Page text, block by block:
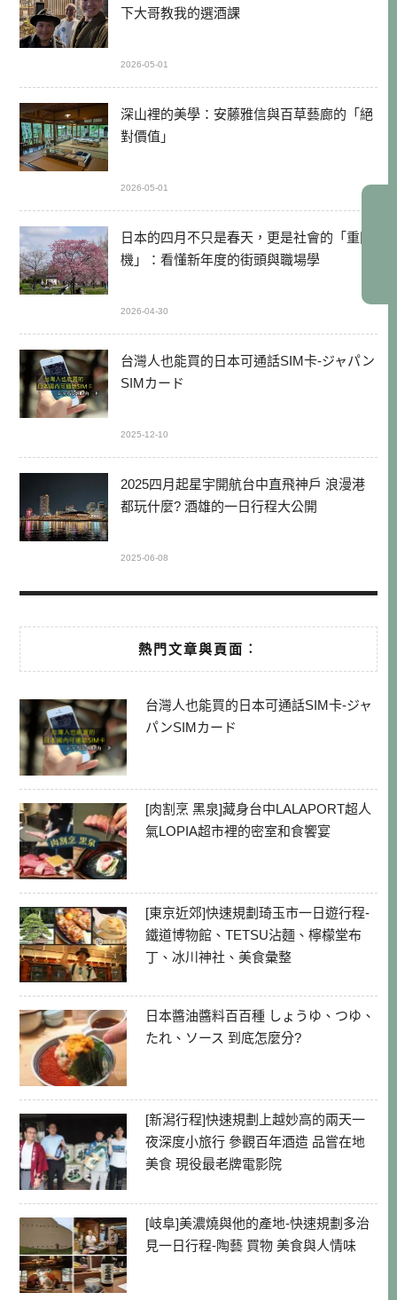
下大哥教我的選酒課
2026-05-01
深山裡的美學：安藤雅信與百草藝廊的「絕
對價值」
2026-05-01
日本的四月不只是春天，更是社會的「重開
機」：看懂新年度的街頭與職場學
2026-04-30
台灣人也能買的日本可通話SIM卡-ジャパン
SIMカード
2025-12-10
2025四月起星宇開航台中直飛神戶 浪漫港
都玩什麼? 酒雄的一日行程大公開
2025-06-08
熱門文章與頁面︰
台灣人也能買的日本可通話SIM卡-ジャ
パンSIMカード
[肉割烹 黑泉]藏身台中LALAPORT超人
氣LOPIA超市裡的密室和食饗宴
[東京近郊]快速規劃琦玉市一日遊行程-
鐵道博物館、TETSU沾麵、檸檬堂布
丁、冰川神社、美食彙整
日本醬油醬料百百種 しょうゆ、つゆ、
たれ、ソース 到底怎麼分?
[新潟行程]快速規劃上越妙高的兩天一
夜深度小旅行 參觀百年酒造 品嘗在地
美食 現役最老牌電影院
[岐阜]美濃燒與他的產地-快速規劃多治
見一日行程-陶藝 買物 美食與人情味